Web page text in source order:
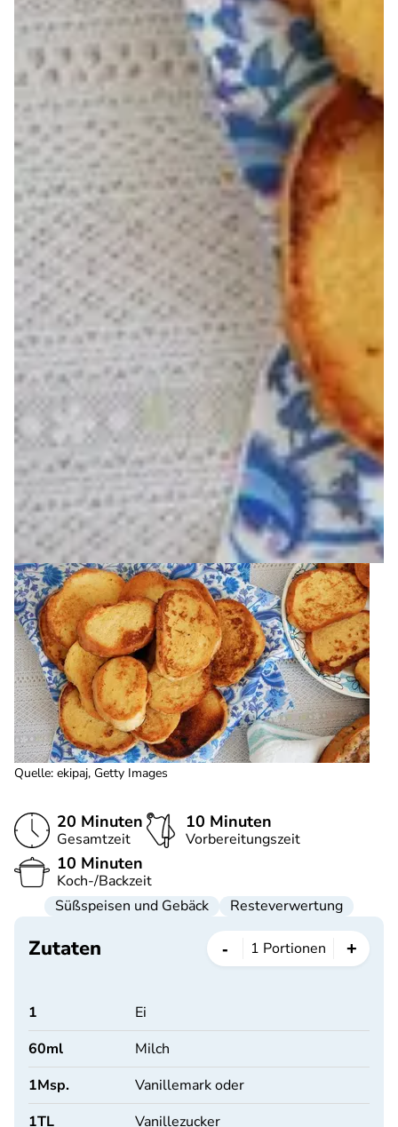
Quelle: ekipaj, Getty Images
20 Minuten
Gesamtzeit
10 Minuten
Vorbereitungszeit
10 Minuten
Koch-/Backzeit
Süßspeisen und Gebäck
Resteverwertung
Zutaten - 1 Portionen +
1
Ei
60ml
Milch
1Msp.
Vanillemark oder
1TL Vanillezucker